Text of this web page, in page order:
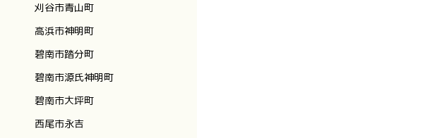
刈谷市青山町
高浜市神明町
碧南市踏分町
碧南市源氏神明町
碧南市大坪町
西尾市永吉